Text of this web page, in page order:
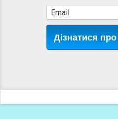
Дізнатися